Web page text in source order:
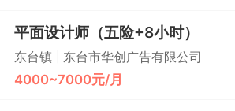
平面设计师（五险+8小时）
东台镇 东台市华创广告有限公司
4000~7000元/月